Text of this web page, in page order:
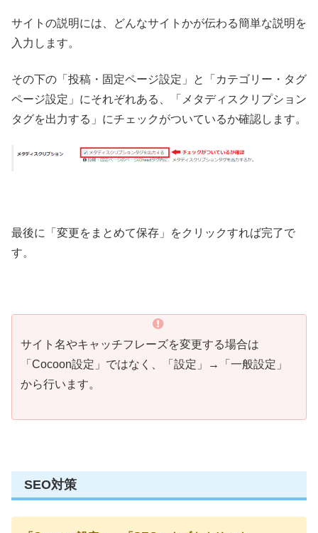
サイトの説明には、どんなサイトかが伝わる簡単な説明を
入力します。
その下の「投稿・固定ページ設定」と「カテゴリー・タグ
ページ設定」にそれぞれある、「メタディスクリプション
タグを出力する」にチェックがついているか確認します。
最後に「変更をまとめて保存」をクリックすれば完了で
す。
サイト名やキャッチフレーズを変更する場合は
「Cocoon設定」ではなく、「設定」→「一般設定」
から行います。
SEO対策